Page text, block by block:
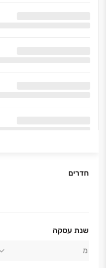
חדרים
שנת עסקה